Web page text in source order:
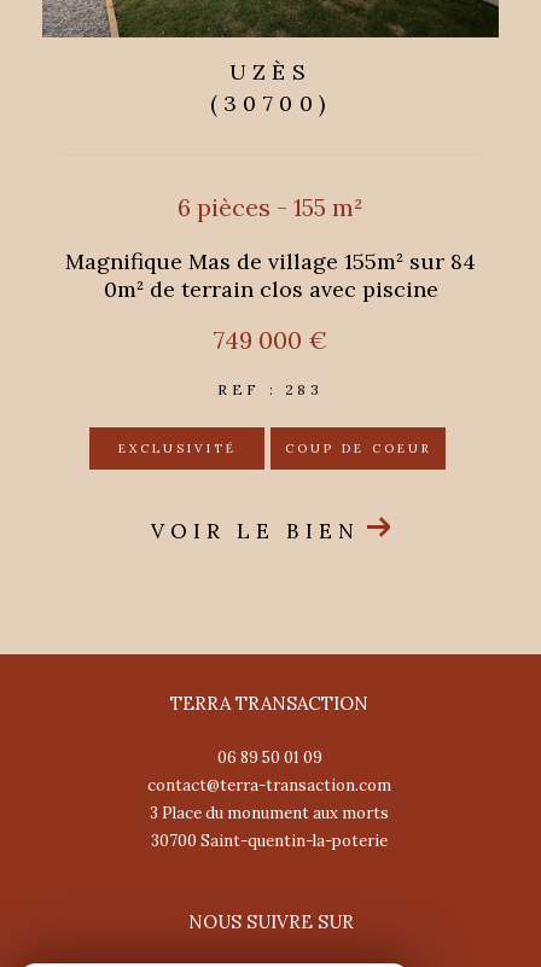
UZÈS
(30700)
6 pièces - 155 m²
Magnifique Mas de village 155m² sur 84
0m² de terrain clos avec piscine
749 000 €
REF : 283
EXCLUSIVITÉ COUP DE COEUR
VOIR LE BIEN
TERRA TRANSACTION
06 89 50 01 09
contact@terra-transaction.com
3 Place du monument aux morts
30700
saint-quentin-la-poterie
NOUS SUIVRE SUR